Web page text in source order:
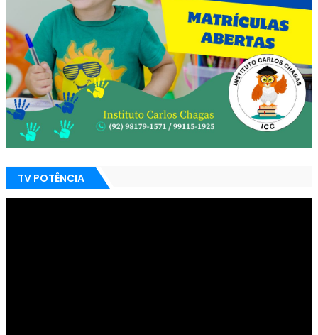
TV POTÊNCIA